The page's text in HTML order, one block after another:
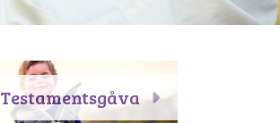
Testamentsgåva